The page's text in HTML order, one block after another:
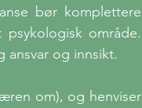
bør komplettere
område.
ansvar og innsikt.
om), og henviser